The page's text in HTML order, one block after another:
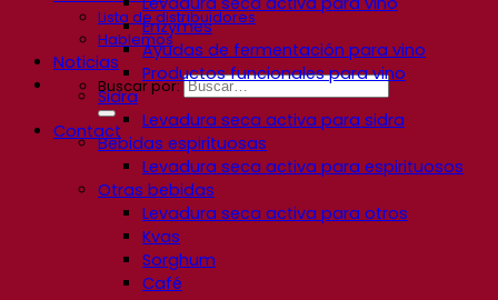
Lista de distribuidores
Hablemos
Noticias
Buscar por:
Contact
Enzymes
Ayudas de fermentación para vino
Productos funcionales para vino
Sidra
Levadura seca activa para sidra
Bebidas espirituosas
Levadura seca activa para espirituosos
Otras bebidas
Levadura seca activa para otros
Kvas
Sorghum
Café